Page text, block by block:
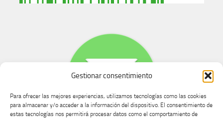
Gestionar consentimiento
Para ofrecer las mejores experiencias, utilizamos tecnologías como las cookies
para almacenar y/o acceder a la información del dispositivo. El consentimiento de
estas tecnologías nos permitirá procesar datos como el comportamiento de